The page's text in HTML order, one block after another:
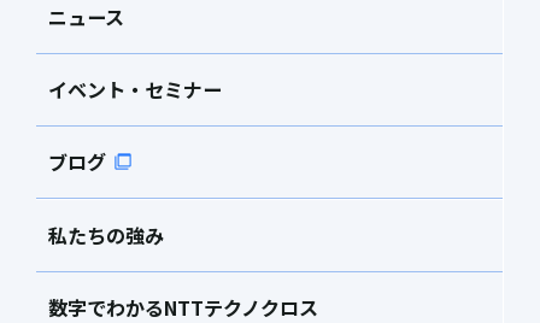
ニュース
イベント・セミナー
ブログ
私たちの強み
数字でわかるNTTテクノクロス